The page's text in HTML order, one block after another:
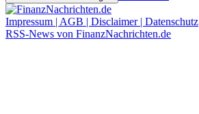
Impressum | AGB | Disclaimer | Datenschutz
RSS-News von FinanzNachrichten.de